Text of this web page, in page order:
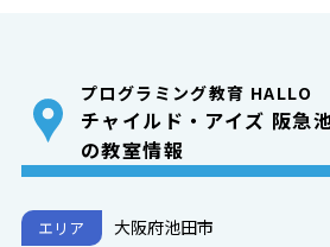
プログラミング教育 HALLO
チャイルド・アイズ 阪急
の教室情報
エリア 大阪府池田市